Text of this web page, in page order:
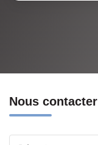
Nous contacter